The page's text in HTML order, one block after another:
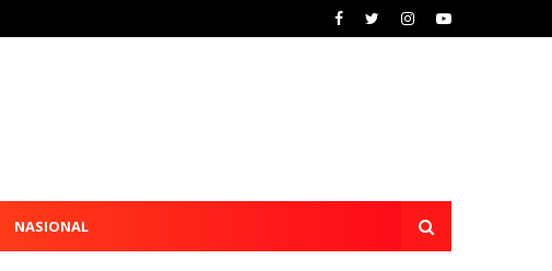
NASIONAL